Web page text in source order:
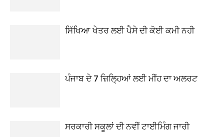
ਸਿੱਖਿਆ ਖੇਤਰ ਲਈ ਪੈਸੇ ਦੀ ਕੋਈ ਕਮੀ ਨਹੀ
ਪੰਜਾਬ ਦੇ 7 ਜ਼ਿਲ੍ਹਿਆਂ ਲਈ ਮੀਂਹ ਦਾ ਅਲਰਟ
ਸਰਕਾਰੀ ਸਕੂਲਾਂ ਦੀ ਨਵੀਂ ਟਾਈਮਿੰਗ ਜਾਰੀ